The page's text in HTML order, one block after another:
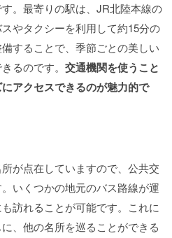
。最寄りの駅は、JR北陸本線の
やタクシーを利用して約15分の
することで、季節ごとの美しい
るのです。 交通機関を使うこと
アクセスできるのが魅力的で
が点在していますので、公共交
いくつかの地元のバス路線が運
訪れることが可能です。これに
、他の名所を巡ることができる